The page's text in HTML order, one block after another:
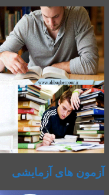
آزمون های آزمایشی